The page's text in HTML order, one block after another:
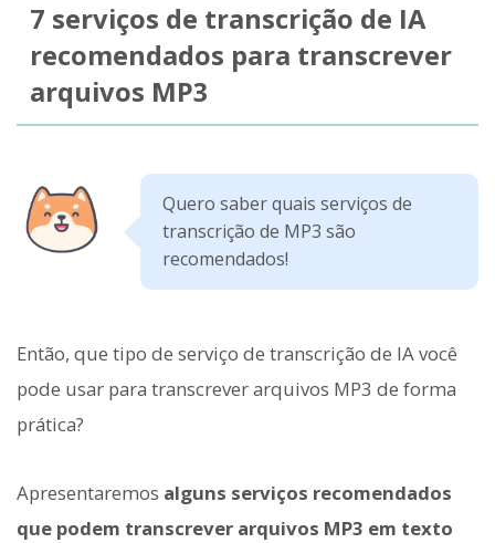
7 serviços de transcrição de IA
recomendados para transcrever
arquivos MP3
Quero saber quais serviços de
transcrição de MP3 são
recomendados!
Então, que tipo de serviço de transcrição de IA você
pode usar para transcrever arquivos MP3 de forma
prática?
Apresentaremos alguns serviços recomendados
que podem transcrever arquivos MP3 em texto